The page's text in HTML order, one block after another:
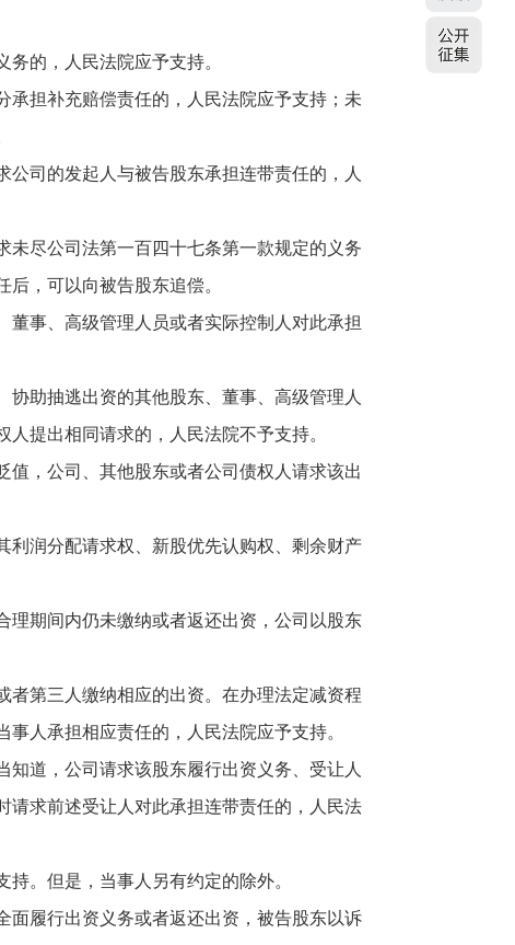
的，人民法院应予支持。
担补充赔偿责任的，人民法院应予支持；未
司的发起人与被告股东承担连带责任的，人
尽公司法第一百四十七条第一款规定的义务
，可以向被告股东追偿。
事、高级管理人员或者实际控制人对此承担
助抽逃出资的其他股东、董事、高级管理人
提出相同请求的，人民法院不予支持。
，公司、其他股东或者公司债权人请求该出
润分配请求权、新股优先认购权、剩余财产
期间内仍未缴纳或者返还出资，公司以股东
第三人缴纳相应的出资。在办理法定减资程
人承担相应责任的，人民法院应予支持。
道，公司请求该股东履行出资义务、受让人
请求前述受让人对此承担连带责任的，人民法
。但是，当事人另有约定的除外。
履行出资义务或者返还出资，被告股东以诉